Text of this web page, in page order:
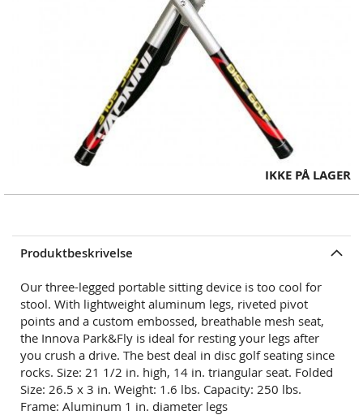
to
of
the
gallery
IKKE PÅ LAGER
Produktbeskrivelse
Our three-legged portable sitting device is too cool for
stool. With lightweight aluminum legs, riveted pivot
points and a custom embossed, breathable mesh seat,
the Innova Park&Fly is ideal for resting your legs after
you crush a drive. The best deal in disc golf seating since
rocks. Size: 21 1/2 in. high, 14 in. triangular seat. Folded
Size: 26.5 x 3 in. Weight: 1.6 lbs. Capacity: 250 lbs.
Frame: Aluminum 1 in. diameter legs